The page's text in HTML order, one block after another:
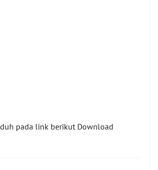
pada link berikut Download